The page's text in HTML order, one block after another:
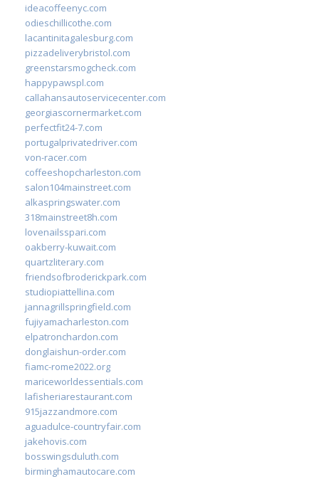
ideacoffeenyc.com
odieschillicothe.com
lacantinitagalesburg.com
pizzadeliverybristol.com
greenstarsmogcheck.com
happypawspl.com
callahansautoservicecenter.com
georgiascornermarket.com
perfectfit24-7.com
portugalprivatedriver.com
von-racer.com
coffeeshopcharleston.com
salon104mainstreet.com
alkaspringswater.com
318mainstreet8h.com
lovenailsspari.com
oakberry-kuwait.com
quartzliterary.com
friendsofbroderickpark.com
studiopiattellina.com
jannagrillspringfield.com
fujiyamacharleston.com
elpatronchardon.com
donglaishun-order.com
fiamc-rome2022.org
mariceworldessentials.com
lafisheriarestaurant.com
915jazzandmore.com
aguadulce-countryfair.com
jakehovis.com
bosswingsduluth.com
birminghamautocare.com